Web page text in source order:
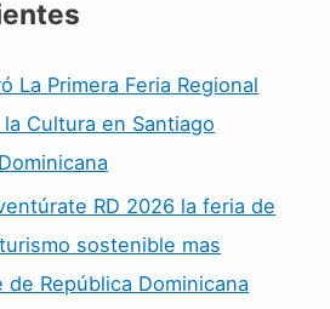
La Primera Feria Regional
Cultura en Santiago
RD 2026 la feria de
sostenible mas
de República Dominicana